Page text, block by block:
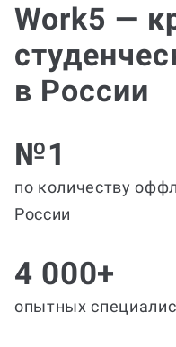
Work5 —
в России
№1
по количеству
России
4 000+
опытных